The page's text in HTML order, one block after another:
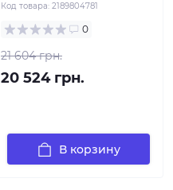
Код товара: 2189804781
0
21 604 грн.
20 524 грн.
В корзину